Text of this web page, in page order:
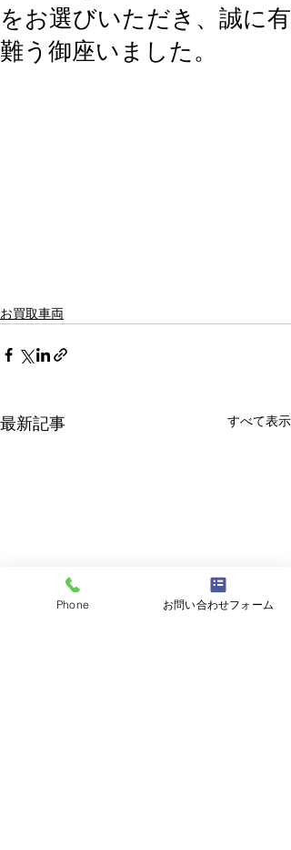
をお選びいただき、誠に有
難う御座いました。
お買取車両
最新記事 すべて表示
Phone お問い合わせフォーム